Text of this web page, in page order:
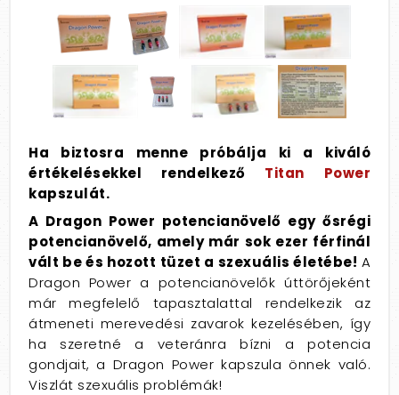
Ha biztosra menne próbálja ki a kiváló
értékelésekkel rendelkező Titan Power
kapszulát.
A Dragon Power potencianövelő egy ősrégi
potencianövelő, amely már sok ezer férfinál
vált be és hozott tüzet a szexuális életébe! A
Dragon Power a potencianövelők úttörőjeként
már megfelelő tapasztalattal rendelkezik az
átmeneti merevedési zavarok kezelésében, így
ha szeretné a veteránra bízni a potencia
gondjait, a Dragon Power kapszula önnek való.
Viszlát szexuális problémák!